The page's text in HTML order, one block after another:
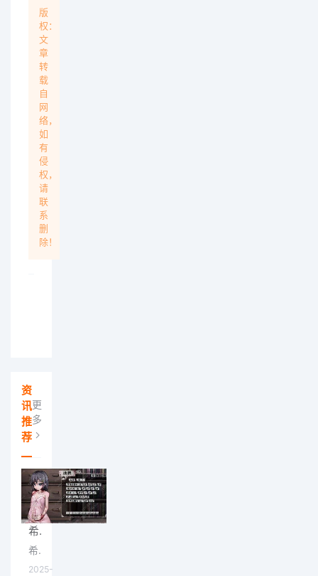
版
权：
文
章
转
载
自
网
络，
如
有
侵
权，
请
联
系
删
除！
资
讯
推
荐
更
多
希尔微奴隶3.0怎么怀孕,希尔微奴隶3.0攻略
希尔微奴隶3.0怎么怀孕？今天兔宝宝游戏网给大家介绍一下希尔微奴隶3.0攻略，当你玩奴隶少女希尔薇游戏到后面的
2025-